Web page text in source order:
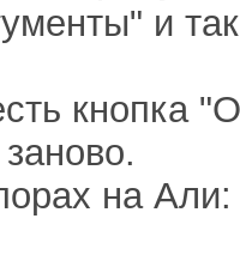
и
кнопка
на